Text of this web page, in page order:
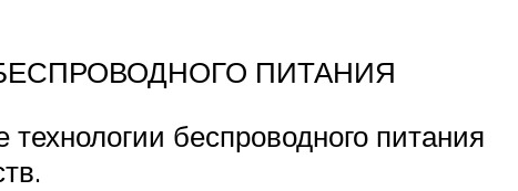
ПИТАНИЯ
беспроводного питания